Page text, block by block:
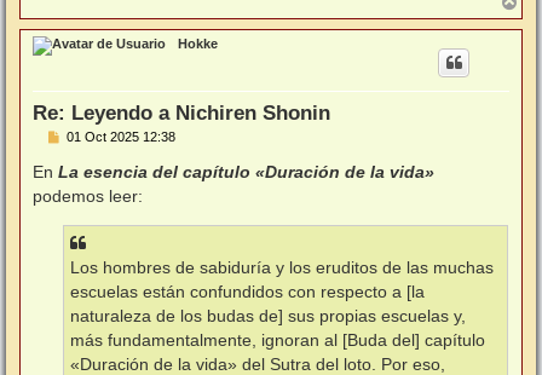
r
r
Hokke
Re: Leyendo a Nichiren Shonin
M
n
a
e
01 Oct 2025 12:38
En La esencia del capítulo «Duración de la vida»
podemos leer:
Los hombres de sabiduría y los eruditos de las muchas
escuelas están confundidos con respecto a [la
naturaleza de los budas de] sus propias escuelas y,
más fundamentalmente, ignoran al [Buda del] capítulo
«Duración de la vida» del Sutra del loto. Por eso,